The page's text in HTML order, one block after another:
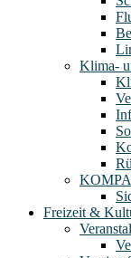
Klima-
Freizeit &